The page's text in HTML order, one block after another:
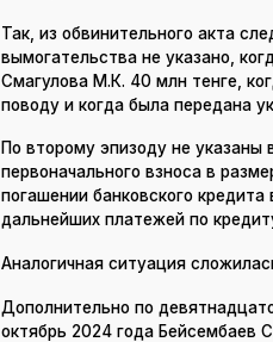
Так, из обвинительного акта
вымогательства не указано,
Смагулова М.К. 40 млн тенге,
поводу и когда была передана
По второму эпизоду не
первоначального взноса в
погашении банковского
дальнейших платежей по
Аналогичная ситуация
Дополнительно по
октябрь 2024 года Бейсембаев